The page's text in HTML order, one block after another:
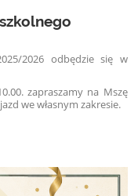
2026 odbędzie się w
zapraszamy na Mszę
we własnym zakresie.